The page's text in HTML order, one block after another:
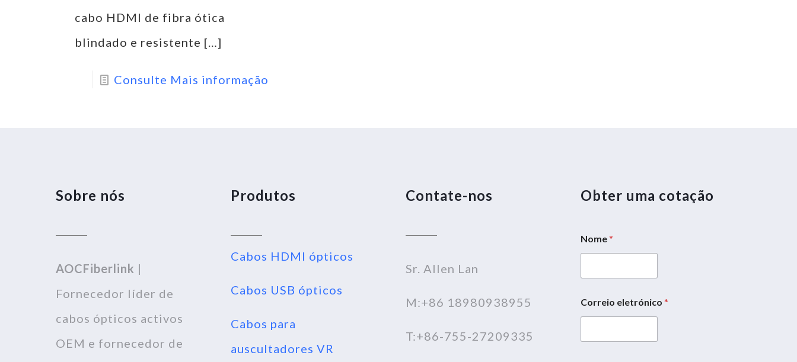
cabo HDMI de fibra ótica
blindado e resistente […]
Consulte Mais informação
Sobre nós
AOCFiberlink |
Fornecedor líder de
cabos ópticos activos
OEM e fornecedor de
Produtos
Cabos HDMI ópticos
Cabos USB ópticos
Cabos para
auscultadores VR
Contate-nos
Sr. Allen Lan
M:+86 18980938955
T:+86-755-27209335
Obter uma cotação
Nome*
Correio eletrónico *